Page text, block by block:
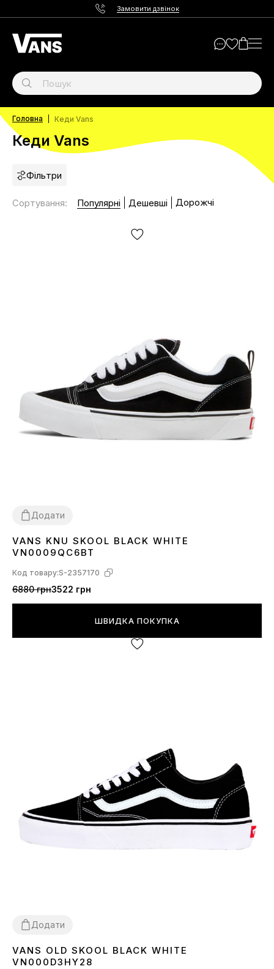
Замовити дзвінок
Головна Кеди Vans
Кеди Vans
Фільтри
Сортування: Популярні Дешевші Дорожчі
Додати
3637 3839 40 414243 44 45
VANS KNU SKOOL BLACK WHITE
VN0009QC6BT
Код товару:S-2357170
6880 грн3522 грн
ШВИДКА ПОКУПКА
Додати
3637 383940414243 44 45
VANS OLD SKOOL BLACK WHITE
VN000D3HY28